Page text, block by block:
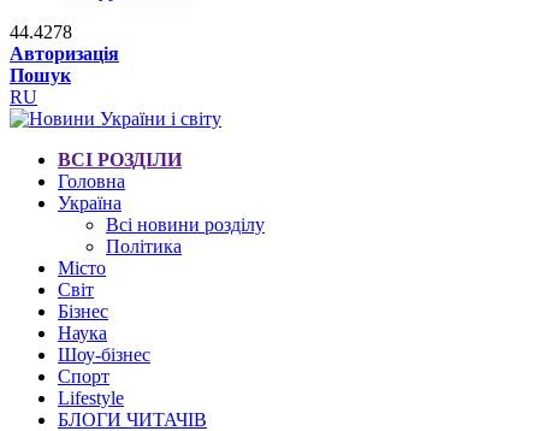
44.4278
Авторизація
Пошук
RU
ВСІ РОЗДІЛИ
Головна
Україна
Всі новини розділу
Політика
Місто
Світ
Бізнес
Наука
Шоу-бізнес
Спорт
Lifestyle
БЛОГИ ЧИТАЧІВ